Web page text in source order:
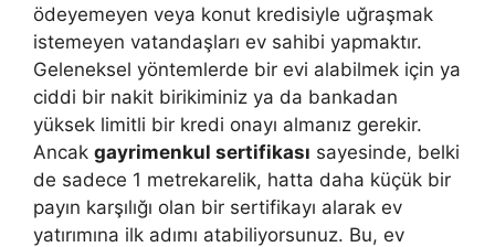
ödeyemeyen veya konut kredisiyle uğraşmak
istemeyen vatandaşları ev sahibi yapmaktır.
Geleneksel yöntemlerde bir evi alabilmek için ya
ciddi bir nakit birikiminiz ya da bankadan
yüksek limitli bir kredi onayı almanız gerekir.
Ancak gayrimenkul sertifikası sayesinde, belki
de sadece 1 metrekarelik, hatta daha küçük bir
payın karşılığı olan bir sertifikayı alarak ev
yatırımına ilk adımı atabiliyorsunuz. Bu, ev